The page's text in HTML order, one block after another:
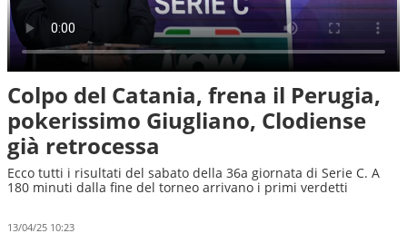
Colpo del Catania, frena il Perugia,
pokerissimo Giugliano, Clodiense
già retrocessa
Ecco tutti i risultati del sabato della 36a giornata di Serie C. A
180 minuti dalla fine del torneo arrivano i primi verdetti
13/04/25 10:23